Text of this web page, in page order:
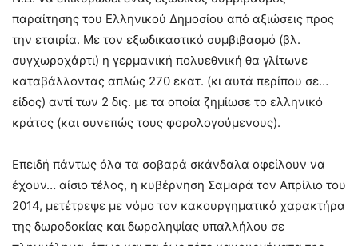
παραίτησης του Ελληνικού Δημοσίου από αξιώσεις προς
την εταιρία. Με τον εξωδικαστικό συμβιβασμό (βλ.
συγχωροχάρτι) η γερμανική πολυεθνική θα γλίτωνε
καταβάλλοντας απλώς 270 εκατ. (κι αυτά περίπου σε…
είδος) αντί των 2 δις. με τα οποία ζημίωσε το ελληνικό
κράτος (και συνεπώς τους φορολογούμενους).
Επειδή πάντως όλα τα σοβαρά σκάνδαλα οφείλουν να
έχουν… αίσιο τέλος, η κυβέρνηση Σαμαρά τον Απρίλιο του
2014, μετέτρεψε με νόμο τον κακουργηματικό χαρακτήρα
της δωροδοκίας και δωροληψίας υπαλλήλου σε